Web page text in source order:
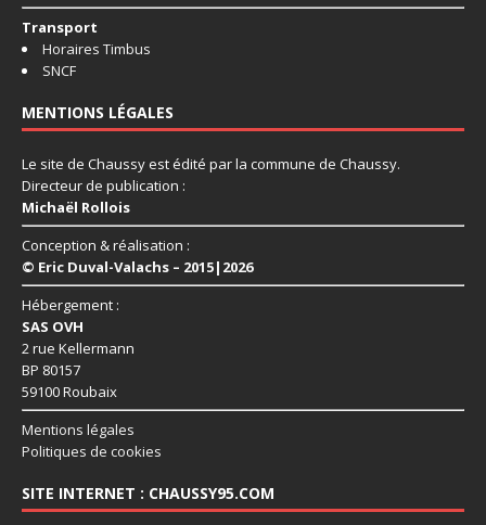
Transport
Horaires Timbus
SNCF
MENTIONS LÉGALES
Le site de Chaussy est édité par la commune de Chaussy.
Directeur de publication :
Michaël Rollois
Conception & réalisation :
© Eric Duval-Valachs – 2015|2026
Hébergement :
SAS OVH
2 rue Kellermann
BP 80157
59100 Roubaix
Mentions légales
Politiques de cookies
SITE INTERNET : CHAUSSY95.COM